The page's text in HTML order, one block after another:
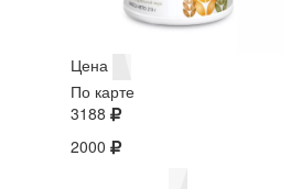
Цена
По карте
3188
2000